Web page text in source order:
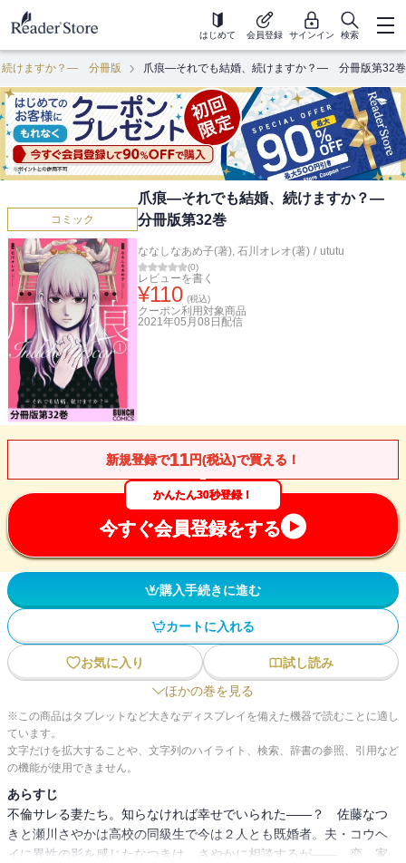
はじめて 会員登録 サインイン 検索
続けますか？― 分冊版 爪痕―それでも結婚、続けますか？― 分冊版第32巻
コミック
爪痕―それでも結婚、続けますか？―
分冊版第32巻
ななしなあめ子(著), 石川オレオ(著) / ututu
(0)
レビューを書く
¥110 (税込)
クーポン利用対象商品
2021年05月08日 配信
新規登録で11円(税込)で買える！
かんたん30秒登録！
今すぐ会員登録をする
購入手続きに進む
カートに入れる
お気に入り
試し読み
ほかの巻を見る
※この商品はタブレットなど大きなディスプレイを備えた機器で読むことに適し
ています。
文字だけを拡大することや、文字列のハイライト、検索、辞書の参照、引用など
の機能が使用できません。
あらすじ
不倫サレる妻たち。知らなければ幸せでいられた――？ 佐藤なつ
きと瀬川さやかは高校の同級生で今は２人とも既婚者。夫・コウヘ
イに異性の影を感じたなつきは、さやかに相談するが――。恋、家